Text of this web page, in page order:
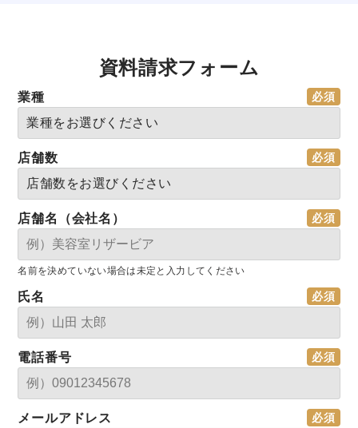
資料請求フォーム
業種
店舗数
店舗名（会社名）
名前を決めていない場合は未定と入力してください
氏名
電話番号
メールアドレス